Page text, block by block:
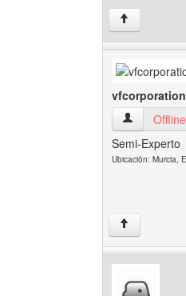
↑
vfcorporation
Offline
Semi-Experto
Ubicación: Murcia,
↑